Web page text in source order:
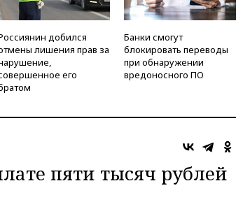
добился
лишения прав за
его
Банки смогут
блокировать переводы
при обнаружении
вредоносного ПО
пяти тысяч рублей